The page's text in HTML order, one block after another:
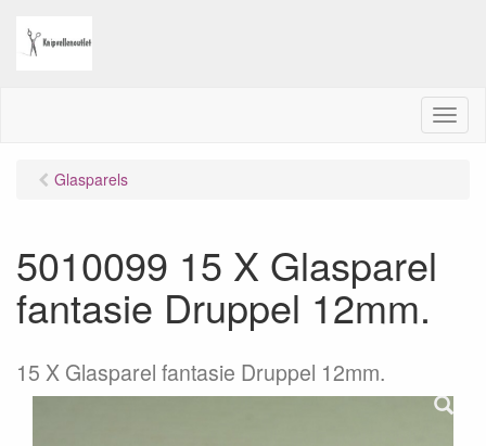
M
e
Glasparels
5010099 15 X Glasparel
fantasie Druppel 12mm.
15 X Glasparel fantasie Druppel 12mm.